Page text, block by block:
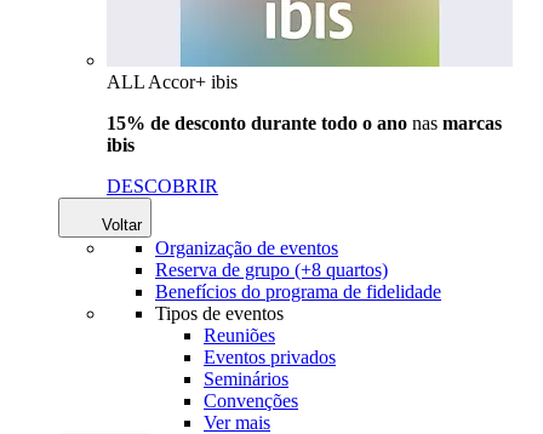
ALL Accor+ ibis
15% de desconto durante todo o ano nas marcas
ibis
DESCOBRIR
Voltar
Organização de eventos
Reserva de grupo (+8 quartos)
Benefícios do programa de fidelidade
Tipos de eventos
Reuniões
Eventos privados
Seminários
Convenções
Ver mais